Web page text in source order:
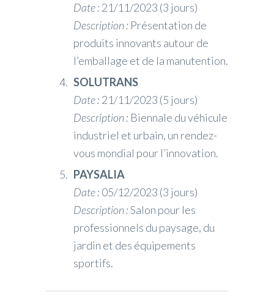
Date : 21/11/2023 (3 jours)
Description : Présentation de
produits innovants autour de
l’emballage et de la manutention.
SOLUTRANS
Date : 21/11/2023 (5 jours)
Description : Biennale du véhicule
industriel et urbain, un rendez-
vous mondial pour l’innovation.
PAYSALIA
Date : 05/12/2023 (3 jours)
Description :Salon pour les
professionnels du paysage, du
jardin et des équipements
sportifs.